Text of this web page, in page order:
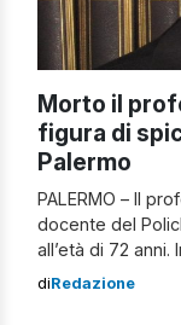
Morto il
figura di
Palermo
PALERMO – Il
docente del
all’età di 72 anni.
all’Università
diRedazione